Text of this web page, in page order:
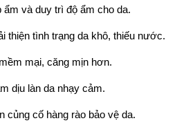
ẩm và duy trì độ ẩm cho da.
thiện tình trạng da khô, thiếu nước.
mại, căng mịn hơn.
dịu làn da nhạy cảm.
củng cố hàng rào bảo vệ da.